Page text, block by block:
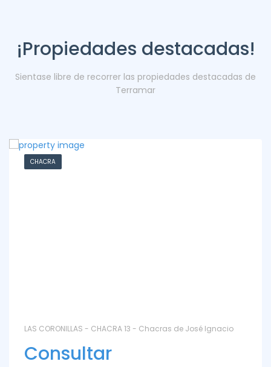
¡Propiedades destacadas!
Sientase libre de recorrer las propiedades destacadas de
Terramar
CHACRA
LAS CORONILLAS - CHACRA 13 - Chacras de José Ignacio
Consultar